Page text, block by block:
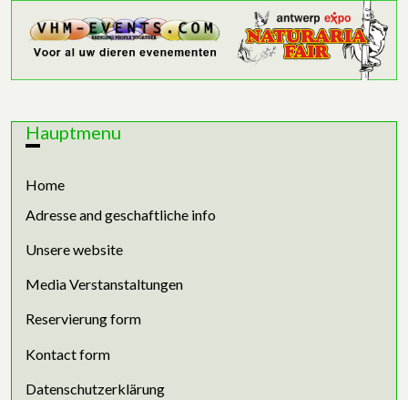
Hauptmenu
Home
Adresse and geschaftliche info
Unsere website
Media Verstanstaltungen
Reservierung form
Kontact form
Datenschutzerklärung